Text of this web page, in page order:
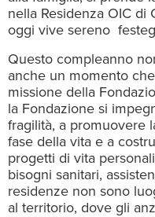
nella Residenza OIC di
oggi vive sereno
Questo compleanno
anche un momento
missione della
la Fondazione si
fragilità, a promuovere
fase della vita e a
progetti di vita
bisogni sanitari,
residenze non sono
al territorio, dove gli